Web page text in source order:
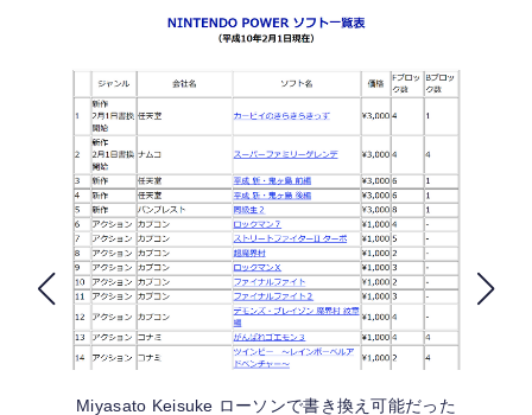
公式ストア
FOLLOW US
Miyasato Keisuke ローソンで書き換え可能だった